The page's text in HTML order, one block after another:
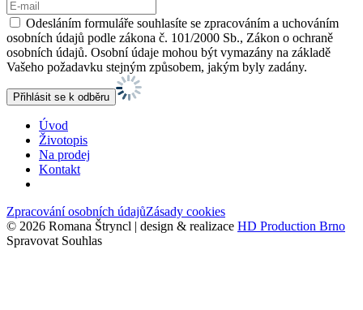
Odesláním formuláře souhlasíte se zpracováním a uchováním
osobních údajů podle zákona č. 101/2000 Sb., Zákon o ochraně
osobních údajů. Osobní údaje mohou být vymazány na základě
Vašeho požadavku stejným způsobem, jakým byly zadány.
Úvod
Životopis
Na prodej
Kontakt
Zpracování osobních údajůZásady cookies
© 2026 Romana Štryncl | design & realizace HD Production Brno
Spravovat Souhlas